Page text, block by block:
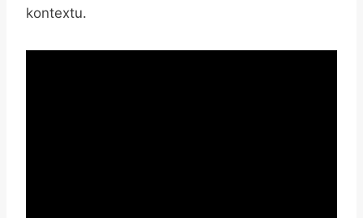
kontextu.